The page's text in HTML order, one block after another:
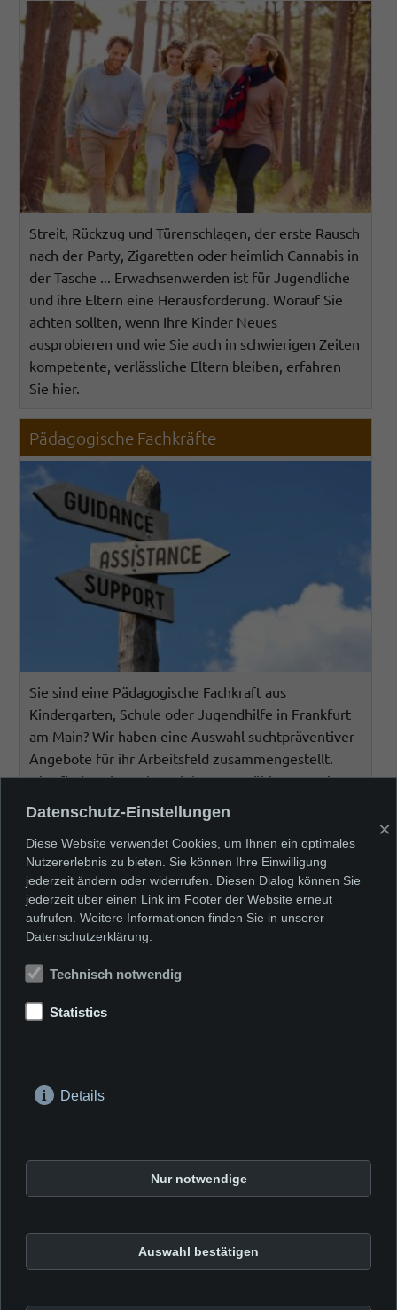
Streit, Rückzug und Türenschlagen, der erste Rausch
nach der Party, Zigaretten oder heimlich Cannabis in
der Tasche ... Erwachsenwerden ist für Jugendliche
und ihre Eltern eine Herausforderung. Worauf Sie
achten sollten, wenn Ihre Kinder Neues
ausprobieren und wie Sie auch in schwierigen Zeiten
kompetente, verlässliche Eltern bleiben, erfahren
Sie hier.
Pädagogische Fachkräfte
Sie sind eine Pädagogische Fachkraft aus
Kindergarten, Schule oder Jugendhilfe in Frankfurt
am Main? Wir haben eine Auswahl suchtpräventiver
Angebote für ihr Arbeitsfeld zusammengestellt.
Hier finden sie auch Projekte zur Frühintervention
und Ansprechpartner für Frankfurt am Main.
Alte Mainzer Gasse 37
60311 Frankfurt Main
Impressum der BE.U!
Datenschutzerklärung
Barrierefreiheit
Datenschutz-Einstellungen
×
Diese Website verwendet Cookies, um Ihnen ein optimales
Nutzererlebnis zu bieten. Sie können Ihre Einwilligung
jederzeit ändern oder widerrufen. Diesen Dialog können Sie
jederzeit über einen Link im Footer der Website erneut
aufrufen. Weitere Informationen finden Sie in unserer
Datenschutzerklärung.
Technisch notwendig
Statistics
Details
Nur notwendige
Auswahl bestätigen